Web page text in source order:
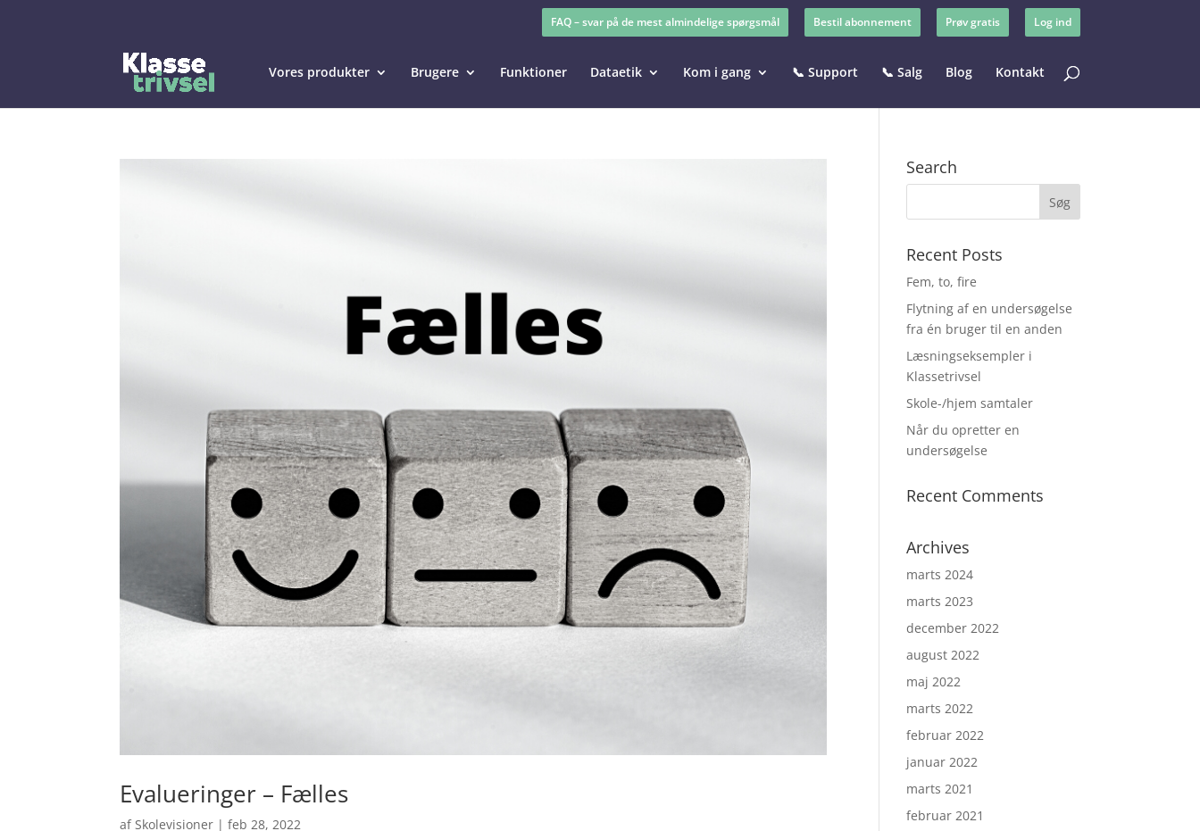
FAQ – svar på de mest almindelige spørgsmål Bestil abonnement Prøv gratis Log ind
Vores produkter Brugere Funktioner Dataetik Kom i gang 📞 Support 📞 Salg Blog Kontakt
Evalueringer – Fælles
afSkolevisioner |feb 28, 2022
Search
Recent Posts
Fem, to, fire
Flytning af en undersøgelse
fra én bruger til en anden
Læsningseksempler i
Klassetrivsel
Skole-/hjem samtaler
Når du opretter en
undersøgelse
Recent Comments
Archives
marts 2024
marts 2023
december 2022
august 2022
maj 2022
marts 2022
februar 2022
januar 2022
marts 2021
februar 2021